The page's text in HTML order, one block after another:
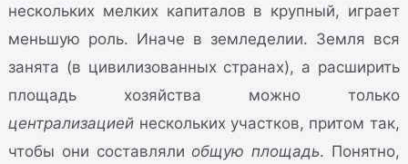
нескольких мелких капиталов в крупный, играет
меньшую роль. Иначе в земледелии. Земля вся
занята (в цивилизованных странах), а расширить
площадь хозяйства можно только
централизацией нескольких участков, притом так,
чтобы они составлялиобщую площадь. Понятно,